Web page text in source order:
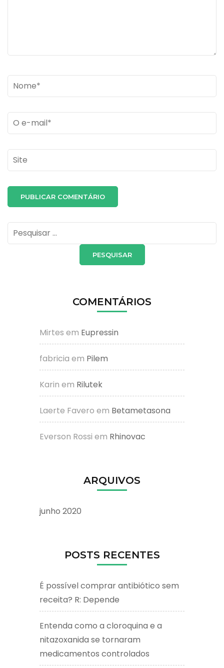
Name*
Email *
Site
Pesquisar
por:
COMENTÁRIOS
Mirtes em Eupressin
fabricia em Pilem
Karin em Rilutek
Laerte Favero em Betametasona
Everson Rossi em Rhinovac
ARQUIVOS
junho 2020
POSTS RECENTES
É possível comprar antibiótico sem
receita? R: Depende
Entenda como a cloroquina e a
nitazoxanida se tornaram
medicamentos controlados